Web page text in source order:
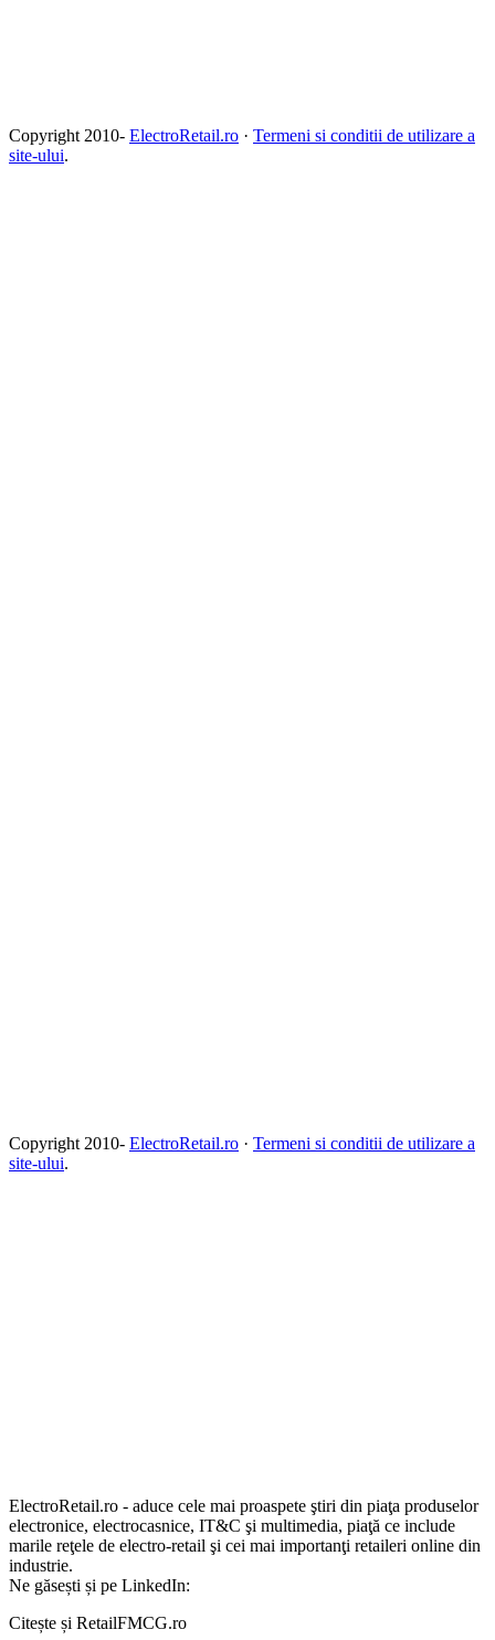
Copyright 2010- ElectroRetail.ro · Termeni si conditii de utilizare a
site-ului.
Copyright 2010- ElectroRetail.ro · Termeni si conditii de utilizare a
site-ului.
ElectroRetail.ro - aduce cele mai proaspete ştiri din piaţa produselor
electronice, electrocasnice, IT&C şi multimedia, piaţă ce include
marile reţele de electro-retail şi cei mai importanţi retaileri online din
industrie.
Ne găsești și pe LinkedIn:
Citește și RetailFMCG.ro